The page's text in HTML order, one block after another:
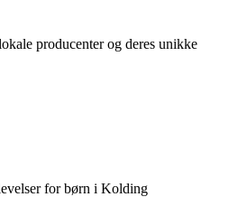
producenter og deres unikke
for børn i Kolding